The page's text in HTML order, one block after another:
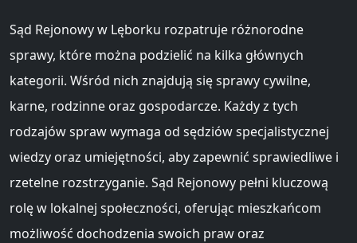
Sąd Rejonowy w Lęborku rozpatruje różnorodne
sprawy, które można podzielić na kilka głównych
kategorii. Wśród nich znajdują się sprawy cywilne,
karne, rodzinne oraz gospodarcze. Każdy z tych
rodzajów spraw wymaga od sędziów specjalistycznej
wiedzy oraz umiejętności, aby zapewnić sprawiedliwe i
rzetelne rozstrzyganie. Sąd Rejonowy pełni kluczową
rolę w lokalnej społeczności, oferując mieszkańcom
możliwość dochodzenia swoich praw oraz